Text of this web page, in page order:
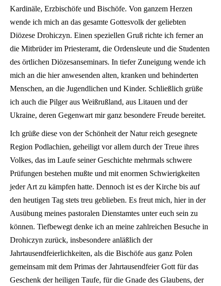
Kardinäle, Erzbischöfe und Bischöfe. Von ganzem Herzen
wende ich mich an das gesamte Gottesvolk der geliebten
Diözese Drohiczyn. Einen speziellen Gruß richte ich ferner an
die Mitbrüder im Priesteramt, die Ordensleute und die Studenten
des örtlichen Diözesanseminars. In tiefer Zuneigung wende ich
mich an die hier anwesenden alten, kranken und behinderten
Menschen, an die Jugendlichen und Kinder. Schließlich grüße
ich auch die Pilger aus Weißrußland, aus Litauen und der
Ukraine, deren Gegenwart mir ganz besondere Freude bereitet.
Ich grüße diese von der Schönheit der Natur reich gesegnete
Region Podlachien, geheiligt vor allem durch der Treue ihres
Volkes, das im Laufe seiner Geschichte mehrmals schwere
Prüfungen bestehen mußte und mit enormen Schwierigkeiten
jeder Art zu kämpfen hatte. Dennoch ist es der Kirche bis auf
den heutigen Tag stets treu geblieben. Es freut mich, hier in der
Ausübung meines pastoralen Dienstamtes unter euch sein zu
können. Tiefbewegt denke ich an meine zahlreichen Besuche in
Drohiczyn zurück, insbesondere anläßlich der
Jahrtausendfeierlichkeiten, als die Bischöfe aus ganz Polen
gemeinsam mit dem Primas der Jahrtausendfeier Gott für das
Geschenk der heiligen Taufe, für die Gnade des Glaubens, der